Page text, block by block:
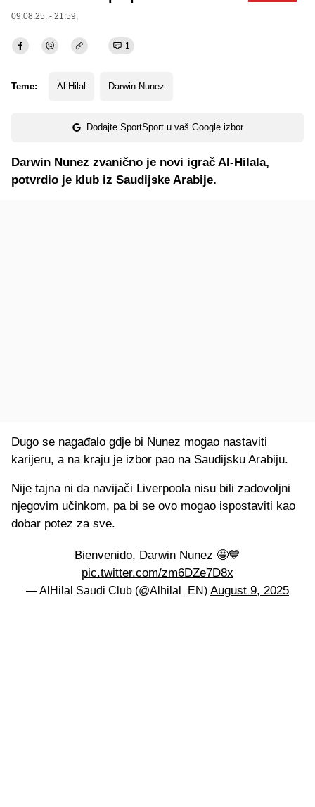
09.08.25. - 21:59,
1
Teme: Al Hilal Darwin Nunez
Dodajte SportSport u vaš Google izbor
Darwin Nunez zvanično je novi igrač Al-Hilala,
potvrdio je klub iz Saudijske Arabije.
Dugo se nagađalo gdje bi Nunez mogao nastaviti
karijeru, a na kraju je izbor pao na Saudijsku Arabiju.
Nije tajna ni da navijači Liverpoola nisu bili zadovoljni
njegovim učinkom, pa bi se ovo mogao ispostaviti kao
dobar potez za sve.
Bienvenido, Darwin Nunez 🤩💙
pic.twitter.com/zm6DZe7D8x
— AlHilal Saudi Club (@Alhilal_EN) August 9, 2025